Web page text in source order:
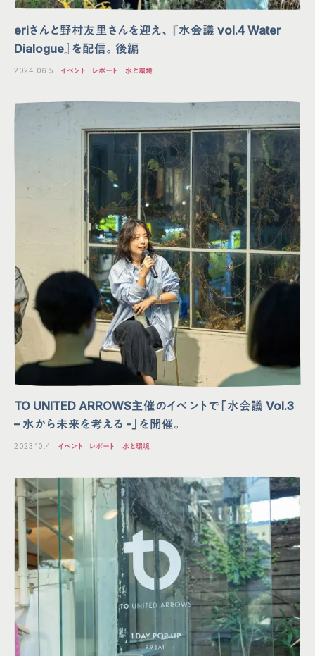
eriさんと野村友里さんを迎え、『水会議 vol.4 Water
Dialogue』を配信。後編
2024.06.5 イベント レポート 水と環境
TO UNITED ARROWS主催のイベントで「水会議 Vol.3
– 水から未来を考える -」を開催。
2023.10.4 イベント レポート 水と環境